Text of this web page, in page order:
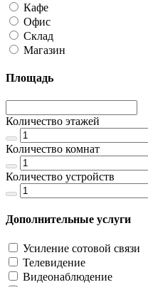
Кафе
Офис
Склад
Магазин
Площадь
Количество этажей
Количество комнат
Количество устройств
Дополнительные услуги
Усиление сотовой связи
Телевидение
Видеонаблюдение